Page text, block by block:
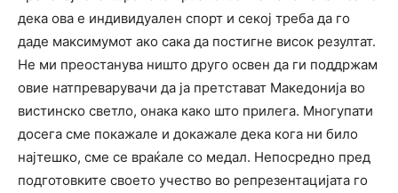
дека ова е индивидуален спорт и секој треба да го
даде максимумот ако сака да постигне висок резултат.
Не ми преостанува ништо друго освен да ги поддржам
овие натпреварувачи да ја претстават Македонија во
вистинско светло, онака како што прилега. Многупати
досега сме покажале и докажале дека кога ни било
најтешко, сме се враќале со медал. Непосредно пред
подготовките своето учество во репрезентацијата го